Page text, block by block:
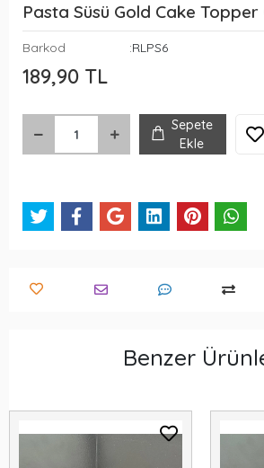
Pasta Süsü Gold Cake Topper
Barkod :RLPS6
189,90 TL
Sepete
Ekle
Benzer